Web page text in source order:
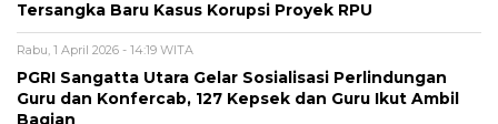
Tersangka Baru Kasus Korupsi Proyek RPU
Rabu, 1 April 2026 - 14:19 WITA
PGRI Sangatta Utara Gelar Sosialisasi Perlindungan
Guru dan Konfercab, 127 Kepsek dan Guru Ikut Ambil
Bagian